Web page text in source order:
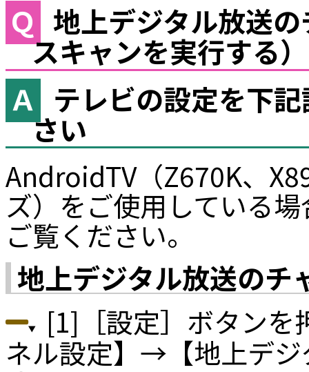
地上デジタル放送
スキャンを実行する）
テレビの設定を下
さい
AndroidTV（Z670K、
ズ）をご使用している
ご覧ください。
地上デジタル放送のチ
[1]［設定］ボタン
ネル設定】→【地上デ